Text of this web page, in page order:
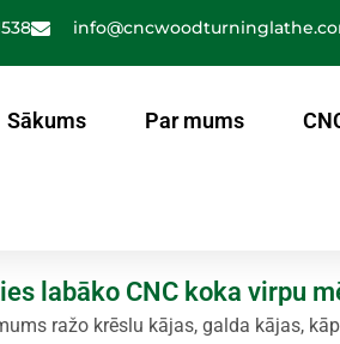
Sākums Par mums
labāko CNC koka virpu
ražo krēslu kājas, galda kājas,